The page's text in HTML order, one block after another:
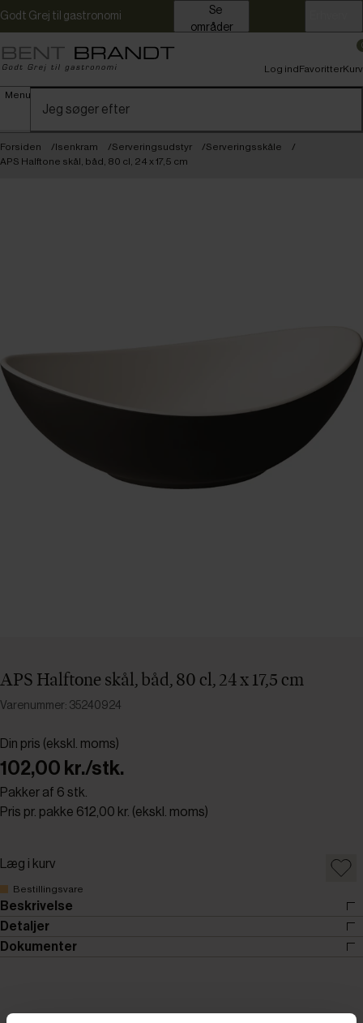
Godt Grej til gastronomi
områder
Menu
Log indFavoritterKurv
Forsiden Isenkram Serveringsudstyr
Serveringsskåle
APS Halftone skål, båd, 80 cl, 24 x 17,5 cm
APS Halftone skål, båd, 80 cl, 24 x 17,5 cm
Varenummer: 35240924
Din pris (ekskl. moms)
102,00 kr./stk.
Pakker af 6 stk.
Pris pr. pakke 612,00 kr. (ekskl. moms)
Læg i kurv
Bestillingsvare
Beskrivelse
Detaljer
Dokumenter